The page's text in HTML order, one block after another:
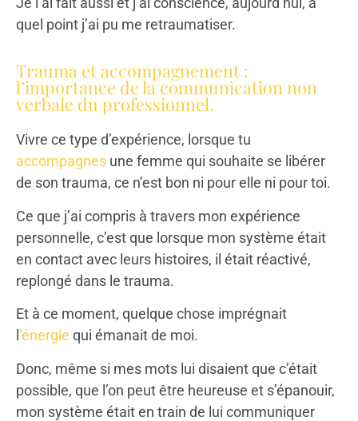
quel point j’ai pu me retraumatiser.
Trauma et accompagnement :
l’importance de la communication non
verbale du professionnel.
Vivre ce type d’expérience, lorsque tu
accompagnes une femme qui souhaite se libérer
de son trauma, ce n’est bon ni pour elle ni pour toi.
Ce que j’ai compris à travers mon expérience
personnelle, c’est que lorsque mon système était
en contact avec leurs histoires, il était réactivé,
replongé dans le trauma.
Et à ce moment, quelque chose imprégnait
’énergie qui émanait de moi.
Donc, même si mes mots lui disaient que c’était
possible, que l’on peut être heureuse et s’épanouir,
mon système était en train de lui communiquer